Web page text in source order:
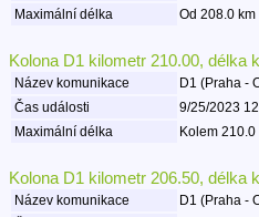
Maximální délka
Od 208.0
Kolona D1 kilometr 210.00, délka
Název komunikace
D1 (Praha -
Čas události
9/25/2023
Maximální délka
Kolem
Kolona D1 kilometr 206.50, délka
Název komunikace
D1 (Praha -